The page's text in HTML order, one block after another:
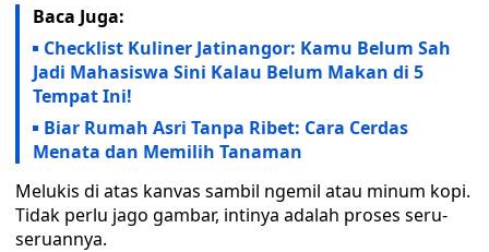
Baca Juga:
Checklist Kuliner Jatinangor: Kamu Belum Sah
Jadi Mahasiswa Sini Kalau Belum Makan di 5
Tempat Ini!
Biar Rumah Asri Tanpa Ribet: Cara Cerdas
Menata dan Memilih Tanaman
Melukis di atas kanvas sambil ngemil atau minum kopi.
Tidak perlu jago gambar, intinya adalah proses seru-
seruannya.